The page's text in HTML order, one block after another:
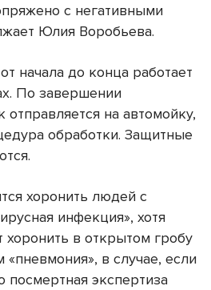
с негативными
Юлия Воробьева.
начала до конца работает
По завершении
на автомойку,
обработки. Защитные
хоронить людей с
инфекция», хотя
в открытом гробу
в случае, если
посмертная экспертиза